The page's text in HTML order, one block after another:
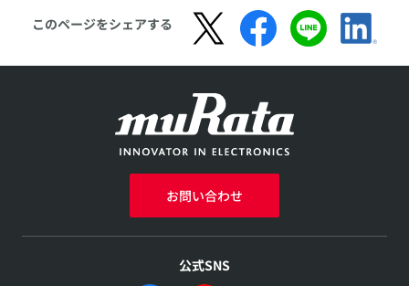
このページをシェアする
お問い合わせ
公式SNS